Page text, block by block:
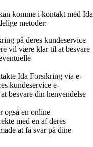
komme i kontakt med Ida
metoder:
på deres kundeservice
vil være klar til at besvare
Ida Forsikring via e-
kundeservice e-
besvare din henvendelse
også en online
med en af deres
at få svar på dine